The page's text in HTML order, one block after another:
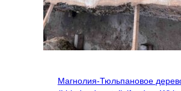
Магнолия-Тюльпановое